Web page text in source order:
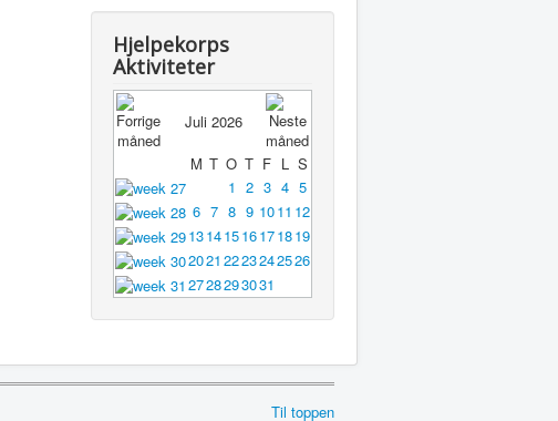
Hjelpekorps
Aktiviteter
Juli 2026
M T O T F L S
1 2 3 4 5
6 7 8 9 1011 12
13141516171819
2021 2223242526
2728293031
Til toppen